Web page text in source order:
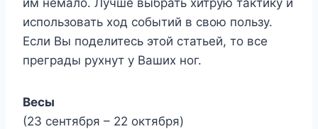
использовать ход событий в свою пользу.
Если Вы поделитесь этой статьей, то все
преграды рухнут у Ваших ног.
Весы
(23 сентября – 22 октября)